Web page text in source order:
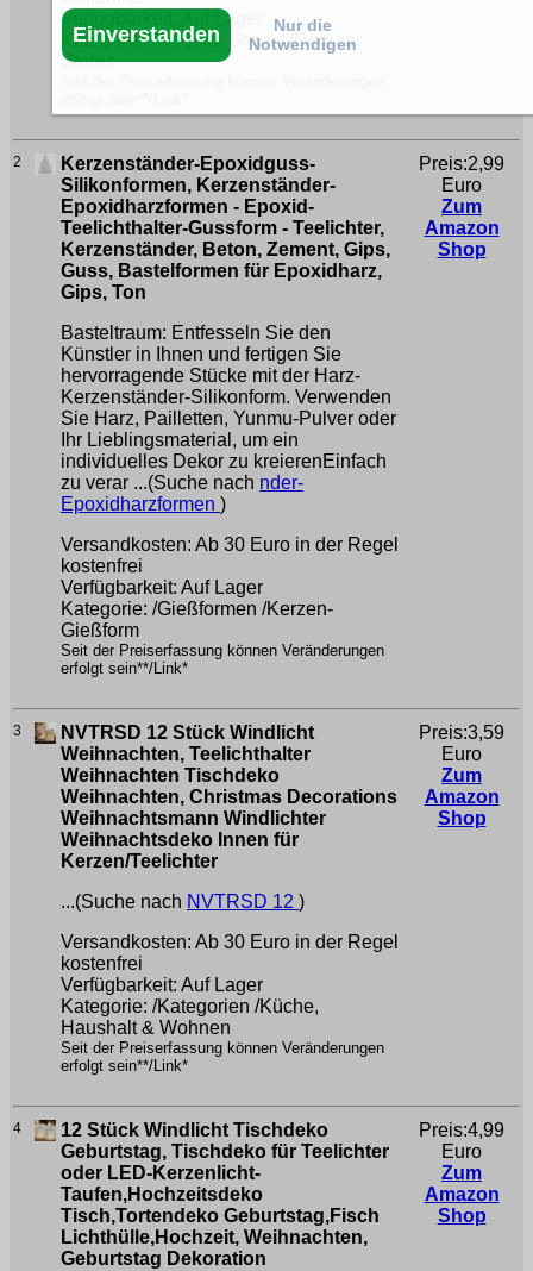
Verfügbarkeit: Auf Lager
Kategorie: /Regular Stores /Regular
Stores
2
Kerzenständer-Epoxidguss-
Silikonformen, Kerzenständer-
Epoxidharzformen - Epoxid-
Teelichthalter-Gussform - Teelichter,
Kerzenständer, Beton, Zement, Gips,
Guss, Bastelformen für Epoxidharz,
Gips, Ton
Basteltraum: Entfesseln Sie den
Künstler in Ihnen und fertigen Sie
hervorragende Stücke mit der Harz-
Kerzenständer-Silikonform. Verwenden
Sie Harz, Pailletten, Yunmu-Pulver oder
Ihr Lieblingsmaterial, um ein
individuelles Dekor zu kreierenEinfach
zu verar ...(Suche nach nder-
Epoxidharzformen )
Versandkosten: Ab 30 Euro in der Regel
kostenfrei
Verfügbarkeit: Auf Lager
Kategorie: /Gießformen /Kerzen-
Gießform
Seit der Preiserfassung können Veränderungen
erfolgt sein**/Link*
Preis:2,99
Euro
Zum
Amazon
Shop
3
NVTRSD 12 Stück Windlicht
Weihnachten, Teelichthalter
Weihnachten Tischdeko
Weihnachten, Christmas Decorations
Weihnachtsmann Windlichter
Weihnachtsdeko Innen für
Kerzen/Teelichter
...(Suche nach NVTRSD 12 )
Versandkosten: Ab 30 Euro in der Regel
kostenfrei
Verfügbarkeit: Auf Lager
Kategorie: /Kategorien /Küche,
Haushalt & Wohnen
Seit der Preiserfassung können Veränderungen
erfolgt sein**/Link*
Preis:3,59
Euro
Zum
Amazon
Shop
4
12 Stück Windlicht Tischdeko
Geburtstag, Tischdeko für Teelichter
oder LED-Kerzenlicht-
Taufen,Hochzeitsdeko
Tisch,Tortendeko Geburtstag,Fisch
Lichthülle,Hochzeit, Weihnachten,
Geburtstag Dekoration
Preis:4,99
Euro
Zum
Amazon
Shop
Einverstanden
Nur die
Notwendigen